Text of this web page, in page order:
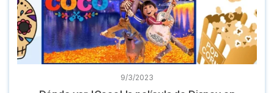
9/3/2023